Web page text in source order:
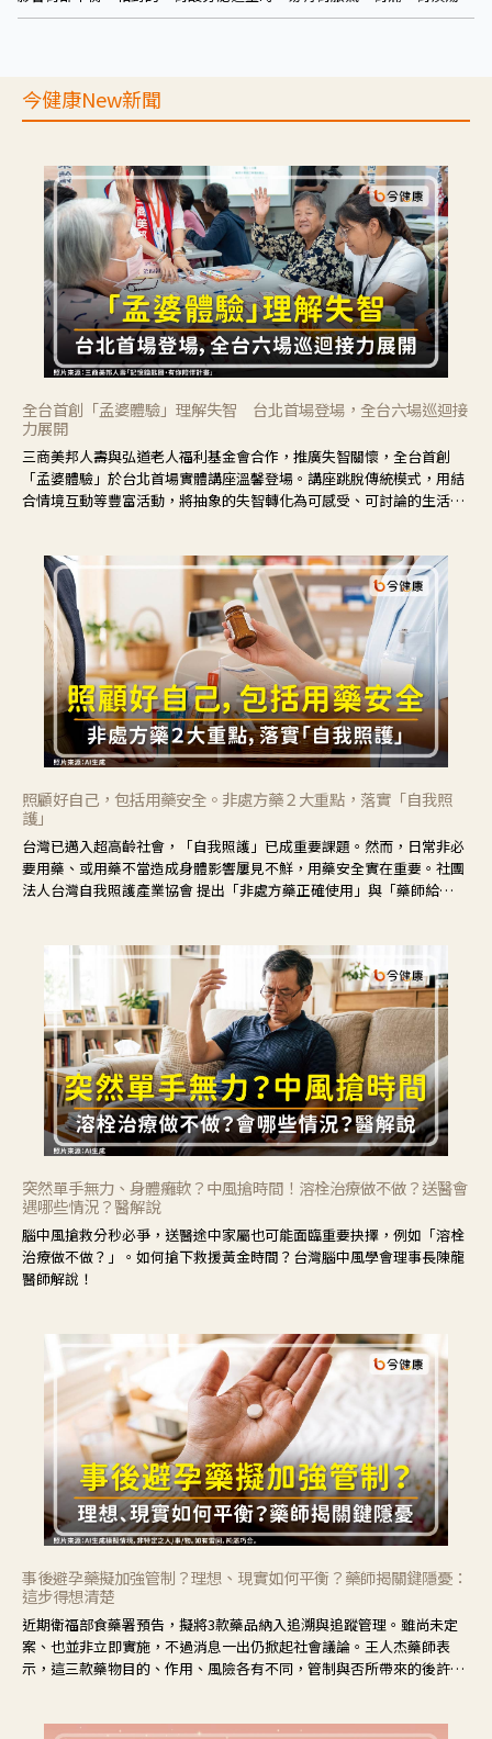
胃食道逆流、火燒心、灼熱感等症狀。
今健康New新聞
全台首創「孟婆體驗」理解失智 台北首場登場，全台六場巡迴接
力展開
三商美邦人壽與弘道老人福利基金會合作，推廣失智關懷，全台首創
「孟婆體驗」於台北首場實體講座溫馨登場。講座跳脫傳統模式，用結
合情境互動等豐富活動，將抽象的失智轉化為可感受、可討論的生活情
照顧好自己，包括用藥安全。非處方藥２大重點，落實「自我照
護」
台灣已邁入超高齡社會，「自我照護」已成重要課題。然而，日常非必
要用藥、或用藥不當造成身體影響屢見不鮮，用藥安全實在重要。社團
法人台灣自我照護產業協會 提出「非處方藥正確使用」與「藥師給
突然單手無力、身體癱軟？中風搶時間！溶栓治療做不做？送醫會
遇哪些情況？醫解說
腦中風搶救分秒必爭，送醫途中家屬也可能面臨重要抉擇，例如「溶栓
治療做不做？」。如何搶下救援黃金時間？台灣腦中風學會理事長陳龍
醫師解說！
事後避孕藥擬加強管制？理想、現實如何平衡？藥師揭關鍵隱憂：
這步得想清楚
近期衛福部食藥署預告，擬將3款藥品納入追溯與追蹤管理。雖尚未定
案、也並非立即實施，不過消息一出仍掀起社會議論。王人杰藥師表
示，這三款藥物目的、作用、風險各有不同，管制與否所帶來的後許影